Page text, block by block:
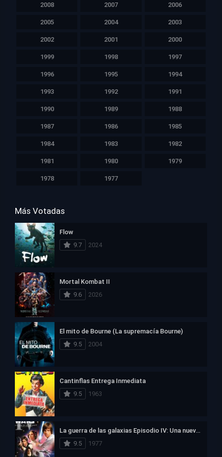
2008 2007 2006
2005 2004 2003
2002 2001 2000
1999 1998 1997
1996 1995 1994
1993 1992 1991
1990 1989 1988
1987 1986 1985
1984 1983 1982
1981 1980 1979
1978 1977
Más Votadas
Flow
9.7
2024
Mortal Kombat II
9.6
2026
El mito de Bourne (La supremacía Bourne)
9.5
2004
Cantinflas Entrega Inmediata
9.5
1963
La guerra de las galaxias Episodio IV: Una nueva esperanza
9.5
1977